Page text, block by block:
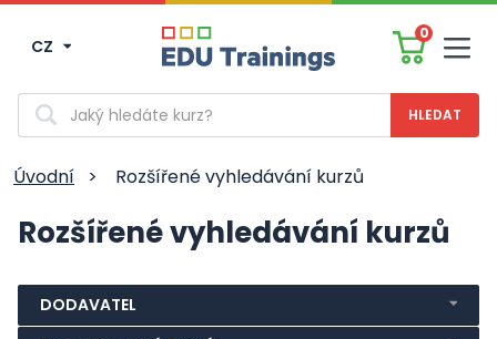
CZ
0
Vyhledávání
Úvodní > Rozšířené vyhledávání kurzů
Rozšířené vyhledávání kurzů
DODAVATEL